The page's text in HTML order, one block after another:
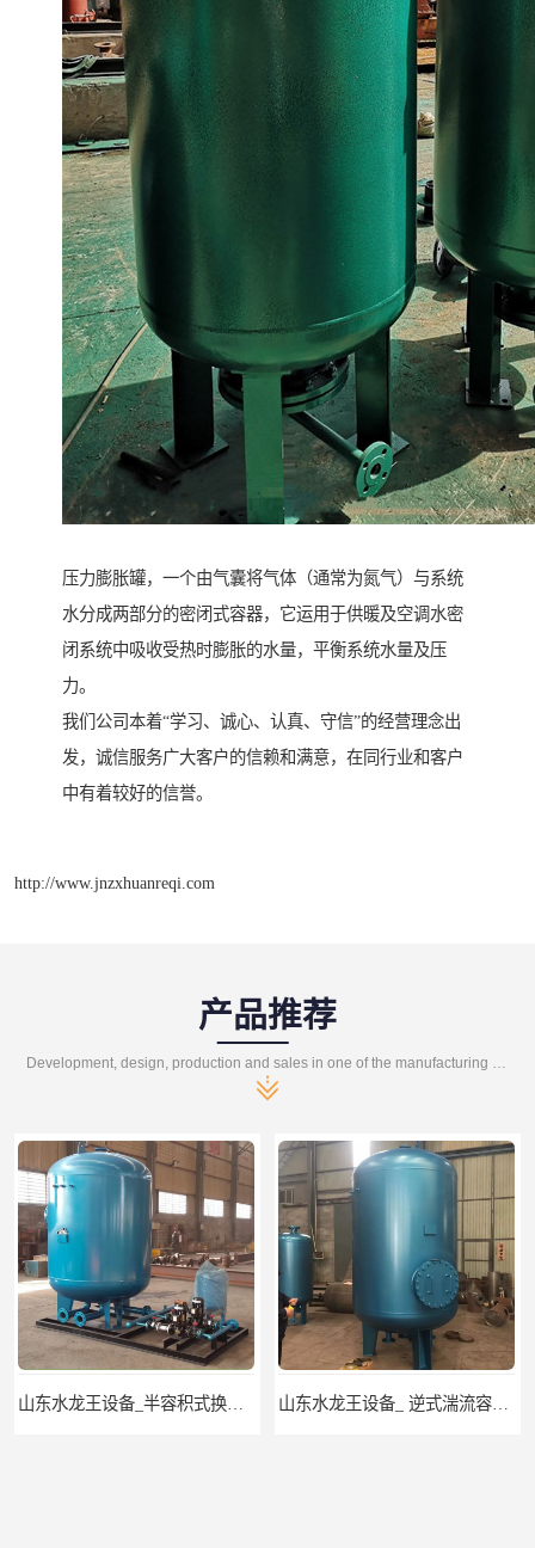
压力膨胀罐，一个由气囊将气体（通常为氮气）与系统
水分成两部分的密闭式容器，它运用于供暖及空调水密
闭系统中吸收受热时膨胀的水量，平衡系统水量及压
力。
我们公司本着“学习、诚心、认真、守信”的经营理念出
发，诚信服务广大客户的信赖和满意，在同行业和客户
中有着较好的信誉。
http://www.jnzxhuanreqi.com
产品推荐
山东水龙王设备_半容积式换热器.水水加热器 山东水龙王设备_ 逆式湍流容积式换热器